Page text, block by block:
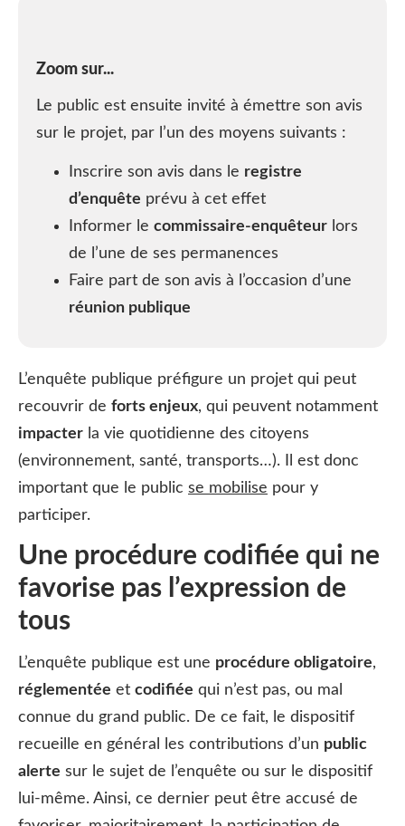
Zoom sur...
Le public est ensuite invité à émettre son avis
sur le projet, par l’un des moyens suivants :
Inscrire son avis dans le registre
d’enquête prévu à cet effet
Informer le commissaire-enquêteur lors
de l’une de ses permanences
Faire part de son avis à l’occasion d’une
réunion publique
L’enquête publique préfigure un projet qui peut
recouvrir de forts enjeux, qui peuvent notamment
impacter la vie quotidienne des citoyens
(environnement, santé, transports…). Il est donc
important que le public se mobilise pour y
participer.
Une procédure codifiée qui ne
favorise pas l’expression de
tous
L’enquête publique est une procédure obligatoire,
réglementée et codifiée qui n’est pas, ou mal
connue du grand public. De ce fait, le dispositif
recueille en général les contributions d’un public
alerte sur le sujet de l’enquête ou sur le dispositif
lui-même. Ainsi, ce dernier peut être accusé de